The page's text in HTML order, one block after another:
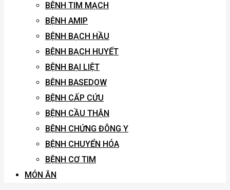
BỆNH TIM MẠCH
BỆNH AMIP
BỆNH BẠCH HẦU
BỆNH BẠCH HUYẾT
BỆNH BẠI LIỆT
BỆNH BASEDOW
BỆNH CẤP CỨU
BỆNH CẦU THẬN
BỆNH CHỨNG ĐÔNG Y
BỆNH CHUYỂN HÓA
BỆNH CƠ TIM
MÓN ĂN